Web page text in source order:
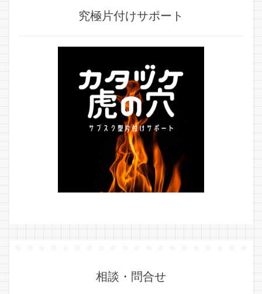
究極片付けサポート
相談・問合せ